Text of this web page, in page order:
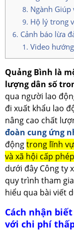
Ngành Giúp
Hộ lý trong
Cảnh báo lừa
Video
Quảng Bình là
lượng dân số
qua người lao
đi xuất khẩu lao
nâng cao chất
đoàn cung ứng
độngtrong lĩnh
và xã hội cấp
dưới đây Công ty
quy trình tham
hiểu qua bài viết
Cách nhận
với chi phí